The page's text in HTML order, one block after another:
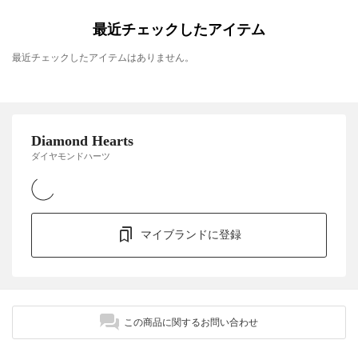
最近チェックしたアイテム
最近チェックしたアイテムはありません。
Diamond Hearts
ダイヤモンドハーツ
マイブランドに登録
この商品に関するお問い合わせ